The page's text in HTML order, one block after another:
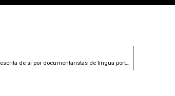
SPECULUM – Filmar-se e Ver-se ao Espelho: O uso da escrita de si por documentaristas de língua portuguesa